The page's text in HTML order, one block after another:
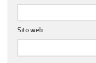
Sito web